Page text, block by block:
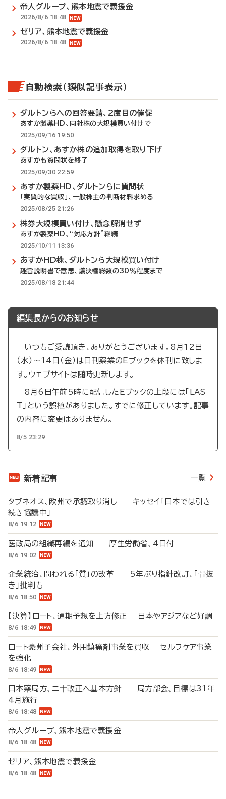
帝人グループ、熊本地震で義援金
2026/8/6 18:48
ゼリア、熊本地震で義援金
2026/8/6 18:48
自動検索（類似記事表示）
ダルトンらへの回答要請、2度目の催促
あすか製薬HD、同社株の大規模買い付けで
2025/09/16 19:50
ダルトン、あすか株の追加取得を取り下げ
あすかも質問状を終了
2025/09/30 22:59
あすか製薬HD、ダルトンらに質問状
「実質的な買収」、一般株主の判断材料求める
2025/08/25 21:26
株券大規模買い付け、懸念解消せず
あすか製薬HD、“対応方針”継続
2025/10/11 13:36
あすかHD株、ダルトンら大規模買い付け
趣旨説明書で意思、議決権総数の30％程度まで
2025/08/18 21:44
編集長からのお知らせ
いつもご愛読頂き、ありがとうございます。8月12日
（水）～14日（金）は日刊薬業のEブックを休刊に致しま
す。ウェブサイトは随時更新します。
8月6日午前5時に配信したEブックの上段には「LAS
T」という誤植がありました。すでに修正しています。記事
の内容に変更はありません。
8/5 23:29
新着記事 一覧
タブネオス、欧州で承認取り消し キッセイ「日本では引き
続き協議中」
8/6 19:12
医政局の組織再編を通知 厚生労働省、4日付
8/6 19:02
企業統治、問われる「質」の改革 5年ぶり指針改訂、「骨抜
き」批判も
8/6 18:50
【決算】ロート、通期予想を上方修正 日本やアジアなど好調
8/6 18:49
ロート豪州子会社、外用鎮痛剤事業を買収 セルフケア事業
を強化
8/6 18:49
日本薬局方、二十改正へ基本方針 局方部会、目標は31年
4月施行
8/6 18:48
帝人グループ、熊本地震で義援金
8/6 18:48
ゼリア、熊本地震で義援金
8/6 18:48